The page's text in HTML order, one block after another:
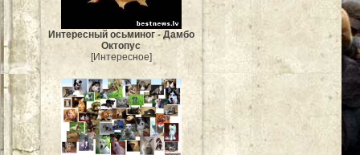
Интересный осьминог - Дамбо
Октопус
[Интересное]